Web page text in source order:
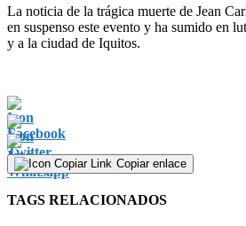
La noticia de la trágica muerte de Jean
en suspenso este evento y ha sumido en
y a la ciudad de Iquitos.
Copiar enlace
TAGS RELACIONADOS